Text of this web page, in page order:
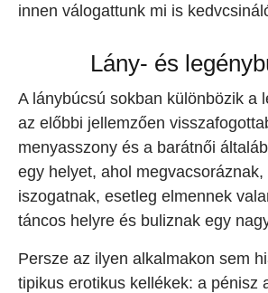
innen válogattunk mi is
Lány- és
A lánybúcsú sokban különbözik a
az előbbi jellemzően
menyasszony és a barátnői
egy helyet, ahol
iszogatnak, esetleg elmennek
táncos helyre és buliznak egy
Persze az ilyen alkalmakon sem
tipikus erotikus kellékek: a pénisz